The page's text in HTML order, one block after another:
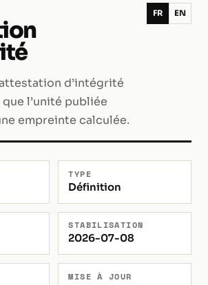
d’intégrité
l’unité publiée
empreinte calculée.
FR EN
TYPE
Définition
STABILISATION
2026-07-08
MISE À JOUR